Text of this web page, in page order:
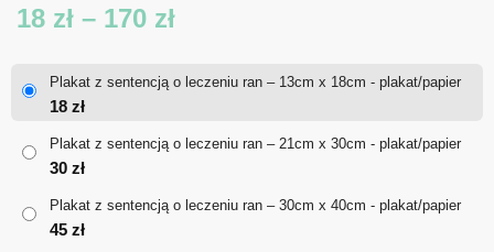
18 zł – 170 złZakres
18 zł
Plakat z sentencją o leczeniu ran – 13cm x 18cm - plakat/papier
18 zł
Plakat z sentencją o leczeniu ran – 21cm x 30cm - plakat/papier
30 zł
Plakat z sentencją o leczeniu ran – 30cm x 40cm - plakat/papier
45 zł